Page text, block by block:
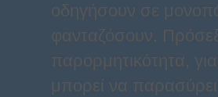
οδηγήσουν σε
φανταζόσουν.
παρορμητικότητα,
μπορεί να παρασύρει